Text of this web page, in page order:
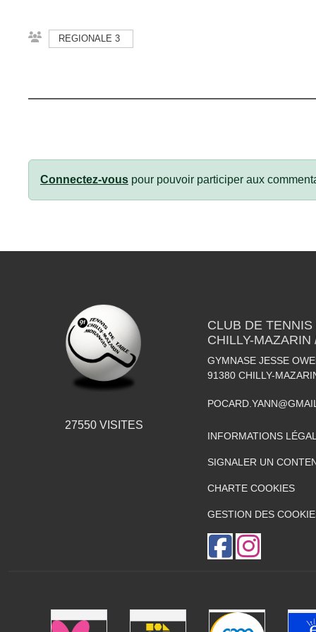
REGIONALE 3
Connectez-vous pour pouvoir participer aux
27550VISITES
CLUB DE
CHILLY-
GYMNASE JESSE
91380 CHILLY-
INFORMATIONS
SIGNALER UN
CHARTE COOKIES
GESTION DES